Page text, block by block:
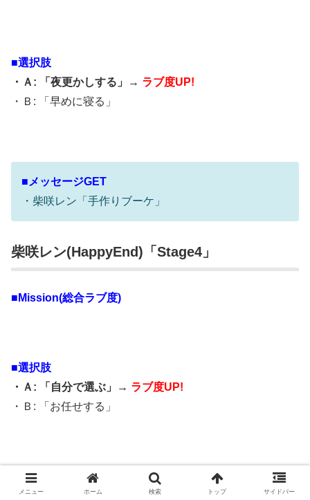
■選択肢
・Ａ: 「夜更かしする」→ ラブ度UP!
・Ｂ: 「早めに寝る」
■メッセージGET
・柴咲レン「手作りブーケ」
柴咲レン(HappyEnd)「Stage4」
■Mission(総合ラブ度)
■選択肢
・Ａ: 「自分で選ぶ」→ ラブ度UP!
・Ｂ: 「お任せする」
■Mission(総合ラブ度)
メニュー ホーム 検索 トップ サイドバー